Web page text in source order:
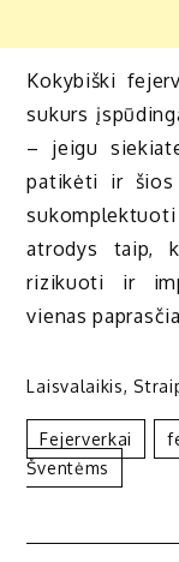
Kokybiški
sukurs
– jeigu
patikėti ir šios
atrodys taip,
rizikuoti ir
vienas
Laisvalaikis,
Fejerverkai
Šventėms